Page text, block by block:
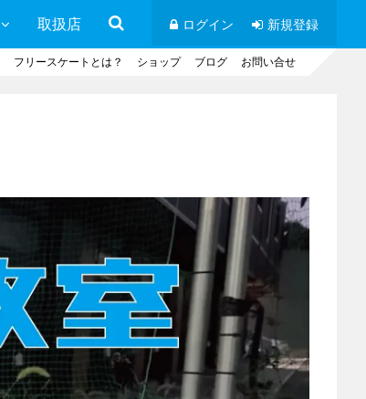
取扱店 ログイン 新規登録
フリースケートとは？ ショップ ブログ お問い合せ